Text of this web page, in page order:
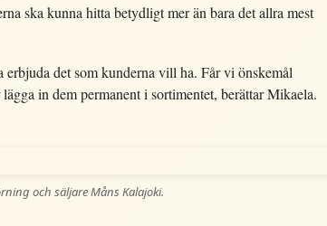
ska kunna hitta betydligt mer än bara det allra mest
det som kunderna vill ha. Får vi önskemål
in dem permanent i sortimentet, berättar Mikaela.
och säljare Måns Kalajoki.